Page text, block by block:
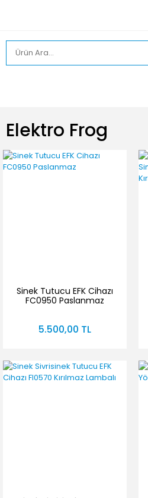
Elektro Frog
Sinek Tutucu EFK Cihazı
FC0950 Paslanmaz
5.500,00 TL